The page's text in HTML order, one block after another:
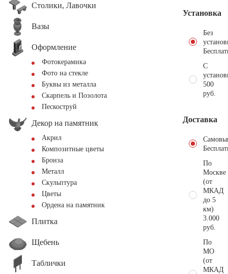
Столики, Лавочки
Вазы
Оформление
Фотокерамика
Фото на стекле
Буквы из металла
Скарпель и Позолота
Пескоструй
Декор на памятник
Акрил
Композитные цветы
Бронза
Металл
Скульптура
Цветы
Ордена на памятник
Плитка
Щебень
Таблички
Установка
Без
С
500
руб.
Доставка
По
Москве
(от
МКАД
до 5
км)
3.000
руб.
По
МО
(от
МКАД